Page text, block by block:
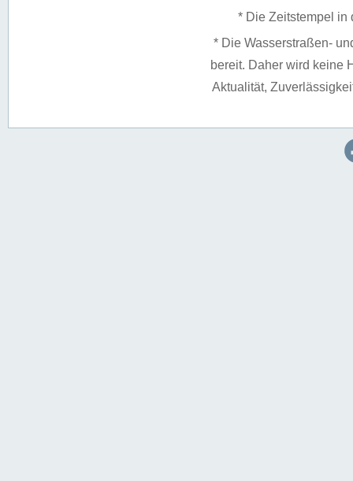
* Die Zeitstempel in
* Die Wasserstraßen-
bereit. Daher wird keine
Aktualität,